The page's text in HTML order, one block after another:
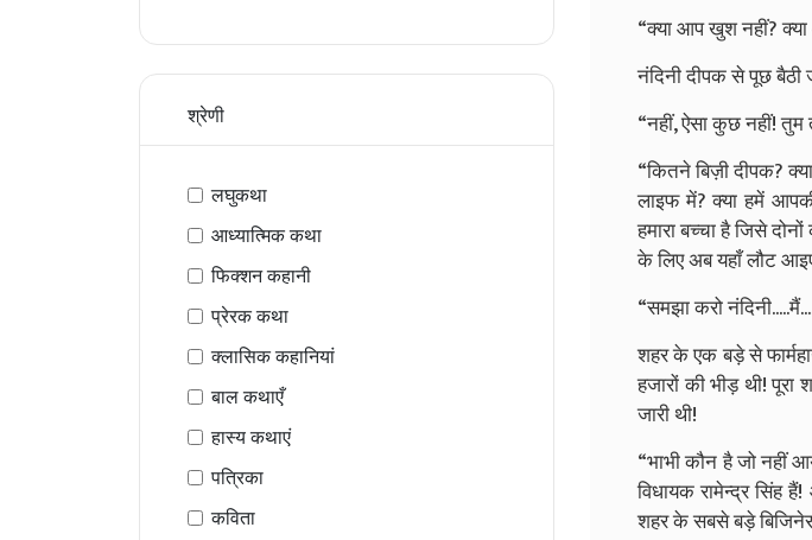
श्रेणी
लघुकथा
आध्यात्मिक कथा
फिक्शन कहानी
प्रेरक कथा
क्लासिक कहानियां
बाल कथाएँ
हास्य कथाएं
पत्रिका
कविता
“क्या आप खुश नहीं?
नंदिनी दीपक से पूछ
“नहीं, ऐसा कुछ नहीं! तुम
“कितने बिज़ी दीपक?
लाइफ में? क्या हमें
हमारा बच्चा है जिसे
के लिए अब यहाँ लौट
“समझा करो
शहर के एक बड़े से
हजारों की भीड़ थी!
जारी थी!
“भाभी कौन है जो नहीं
विधायक रामेन्द्र
शहर के सबसे बड़े